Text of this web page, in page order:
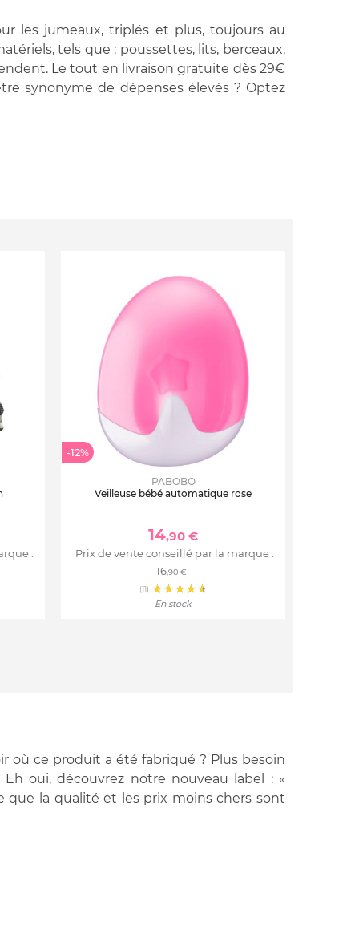
les jumeaux, triplés et plus, toujours au
tels que : poussettes, lits, berceaux,
Le tout en livraison gratuite dès 29€
synonyme de dépenses élevés ? Optez
:
-12%
PABOBO
Veilleuse bébé automatique rose
14,90 €
Prix de vente conseillé par la marque :
16,90 €
(11)
En stock
où ce produit a été fabriqué ? Plus besoin
oui, découvrez notre nouveau label : «
que la qualité et les prix moins chers sont